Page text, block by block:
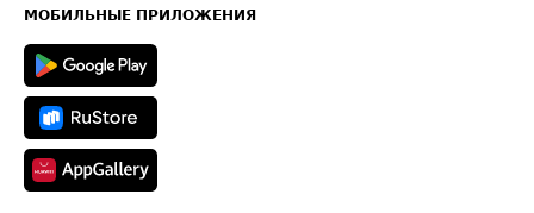
Техническая информация
МОБИЛЬНЫЕ ПРИЛОЖЕНИЯ